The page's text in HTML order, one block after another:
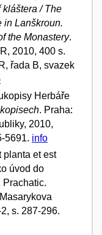
/ The
in Lanškroun.
the Monastery.
2010, 400 s.
řada B, svazek
Herbáře
. Praha:
2010,
5691. info
planta et est
úvod do
s. 287-296.